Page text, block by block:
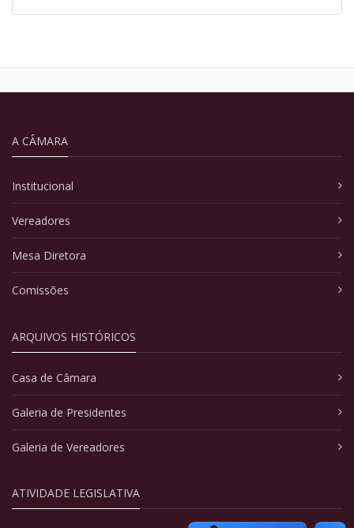
A CÂMARA
Institucional
Vereadores
Mesa Diretora
Comissões
ARQUIVOS HISTÓRICOS
Casa de Câmara
Galeria de Presidentes
Galeria de Vereadores
ATIVIDADE LEGISLATIVA